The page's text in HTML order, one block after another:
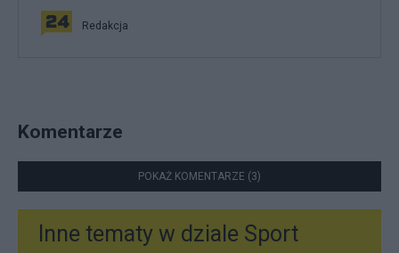
Redakcja
Komentarze
POKAŻ KOMENTARZE (3)
Inne tematy w dziale Sport